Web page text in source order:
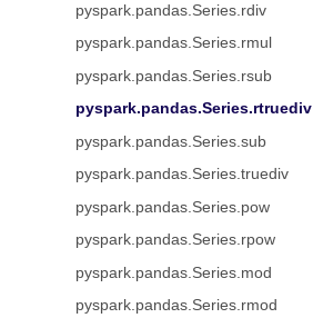
pyspark.pandas.Series.rdiv
pyspark.pandas.Series.rmul
pyspark.pandas.Series.rsub
pyspark.pandas.Series.rtruediv
pyspark.pandas.Series.sub
pyspark.pandas.Series.truediv
pyspark.pandas.Series.pow
pyspark.pandas.Series.rpow
pyspark.pandas.Series.mod
pyspark.pandas.Series.rmod